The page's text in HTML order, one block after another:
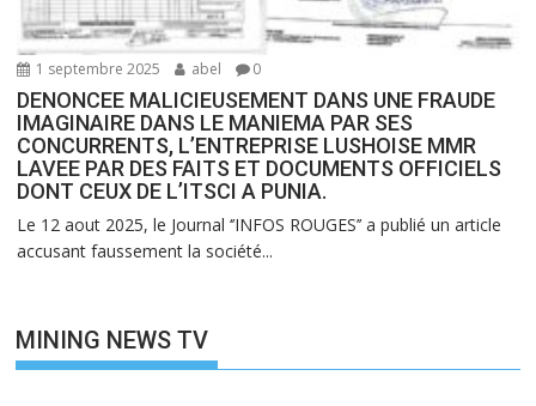
1 septembre 2025 abel 0
DENONCEE MALICIEUSEMENT DANS UNE FRAUDE
IMAGINAIRE DANS LE MANIEMA PAR SES
CONCURRENTS, L’ENTREPRISE LUSHOISE MMR
LAVEE PAR DES FAITS ET DOCUMENTS OFFICIELS
DONT CEUX DE L’ITSCI A PUNIA.
Le 12 aout 2025, le Journal ‘’INFOS ROUGES’’ a publié un article
accusant faussement la société...
MINING NEWS TV